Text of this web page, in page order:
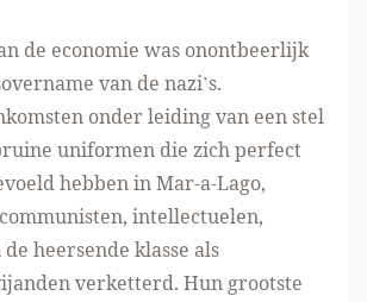
de economie was onontbeerlijk
van de nazi’s.
onder leiding van een stel
uniformen die zich perfect
hebben in Mar-a-Lago,
intellectuelen,
heersende klasse als
verketterd. Hun grootste